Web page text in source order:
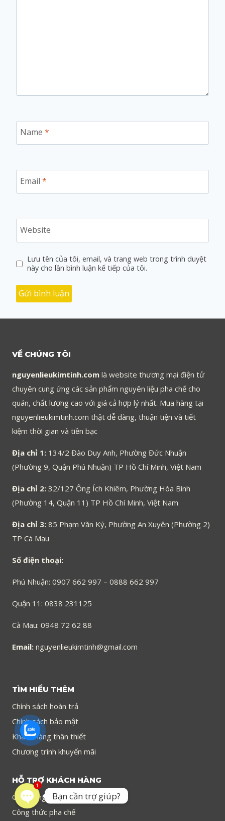
Name *
Email *
Website
Lưu tên của tôi, email, và trang web trong trình duyệt
này cho lần bình luận kế tiếp của tôi.
VỀ CHÚNG TÔI
nguyenlieukimtinh.com là website thương mại điện tử
chuyên cung ứng các sản phẩm nguyên liệu pha chế cho
quán, chất lượng cao với giá cả hợp lý nhất. Mua hàng tại
nguyenlieukimtinh.com thật dễ dàng, thuận tiện và tiết
kiệm thời gian và tiền bạc
Địa chỉ 1: 134/2 Đào Duy Anh, Phường Đức Nhuận
(Phường 9, Quận Phú Nhuận) TP Hồ Chí Minh, Việt Nam
Địa chỉ 2: 32/127 Ông Ích Khiêm, Phường Hòa Bình
(Phường 14, Quận 11) TP Hồ Chí Minh, Việt Nam
Địa chỉ 3: 85 Phạm Văn Ký, Phường An Xuyên (Phường 2)
TP Cà Mau
Số điện thoại:
Phú Nhuận: 0907 662 997 – 0888 662 997
Quận 11: 0838 231125
Cà Mau: 0948 72 62 88
Email: nguyenlieukimtinh@gmail.com
TÌM HIỂU THÊM
Chính sách hoàn trả
Chính sách bảo mật
Khách hàng thân thiết
Chương trình khuyến mãi
HỖ TRỢ KHÁCH HÀNG
Giao hàng trong ngày
Công thức pha chế
Bạn cần trợ giúp?
Open
1